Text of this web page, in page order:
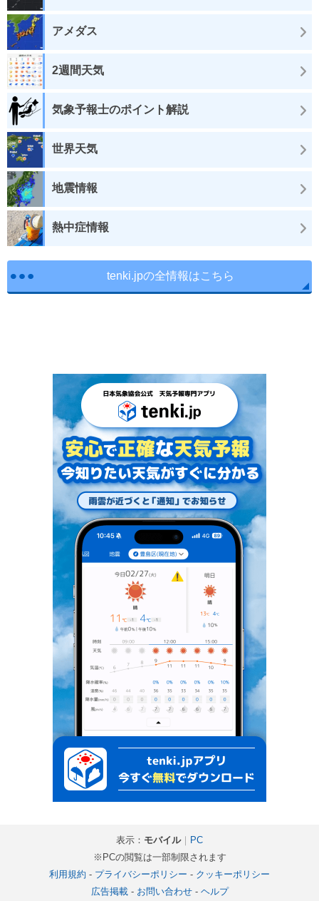
アメダス
2週間天気
気象予報士のポイント解説
世界天気
地震情報
熱中症情報
tenki.jpの全情報はこちら
表示： モバイル｜ PC
※PCの閲覧は一部制限されます
利用規約 - プライバシーポリシー - クッキーポリシー
広告掲載- お問い合わせ- ヘルプ